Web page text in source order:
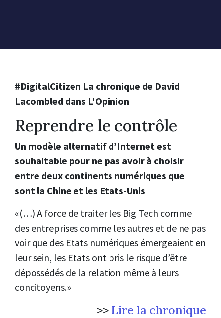
#DigitalCitizen La chronique de David
Lacombled dans L'Opinion
Reprendre le contrôle
Un modèle alternatif d’Internet est
souhaitable pour ne pas avoir à choisir
entre deux continents numériques que
sont la Chine et les Etats-Unis
«(…) A force de traiter les Big Tech comme
des entreprises comme les autres et de ne pas
voir que des Etats numériques émergeaient en
leur sein, les Etats ont pris le risque d’être
dépossédés de la relation même à leurs
concitoyens.»
>> Lire la chronique